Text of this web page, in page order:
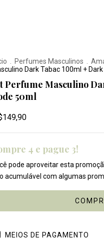
Perfumes Masculinos
Dark Tabac 100ml + Dark
Perfume Masculino
50ml
4 e pague 3!
pode aproveitar esta
acumulável com algumas
MEIOS DE PAGAMENTO